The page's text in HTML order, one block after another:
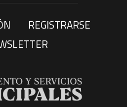
REGISTRARSE